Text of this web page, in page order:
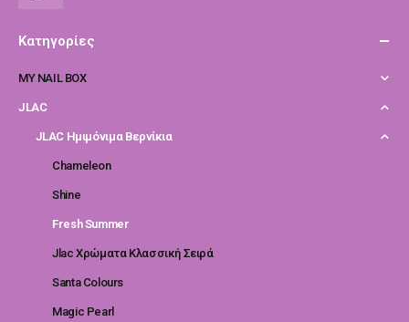
Κατηγορίες
MY NAIL BOX
JLAC
JLAC Ημιμόνιμα Βερνίκια
Chameleon
Shine
Fresh Summer
Jlac Χρώματα Κλασσική Σειρά
Santa Colours
Magic Pearl